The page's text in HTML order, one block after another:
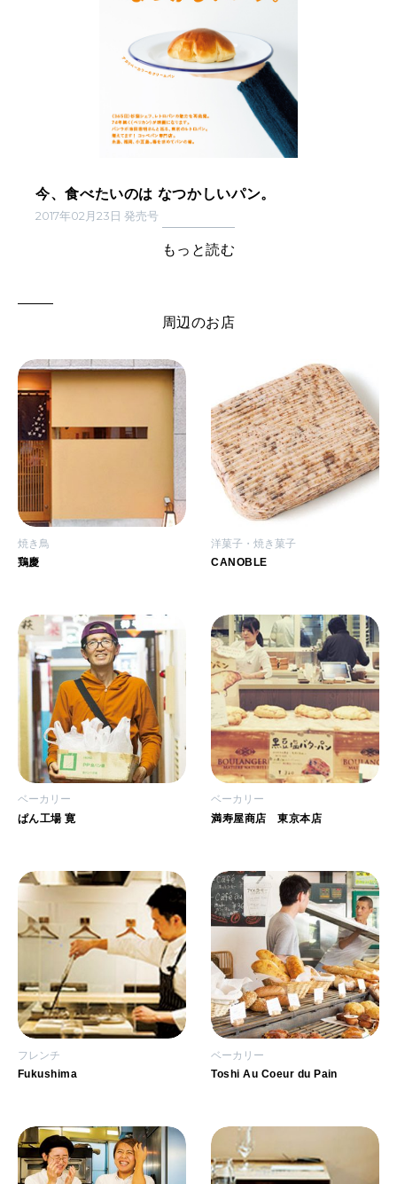
今、食べたいのは なつかしいパン。
2017年02月23日 発売号
もっと読む
周辺のお店
焼き鳥
鶏慶
洋菓子・焼き菓子
CANOBLE
ベーカリー
ぱん工場 寛
ベーカリー
満寿屋商店 東京本店
フレンチ
Fukushima
ベーカリー
Toshi Au Coeur du Pain